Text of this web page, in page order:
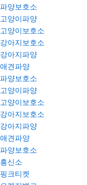
파양보호소
고양이파양
고양이보호소
강아지보호소
강아지파양
애견파양
파양보호소
고양이파양
고양이보호소
강아지보호소
강아지파양
애견파양
파양보호소
흥신소
핑크티켓